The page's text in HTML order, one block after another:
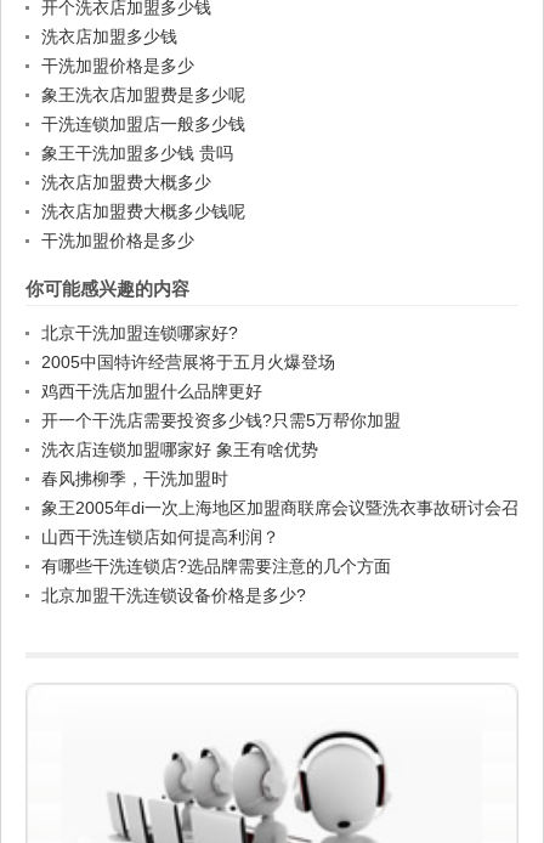
开个洗衣店加盟多少钱
洗衣店加盟多少钱
干洗加盟价格是多少
象王洗衣店加盟费是多少呢
干洗连锁加盟店一般多少钱
象王干洗加盟多少钱 贵吗
洗衣店加盟费大概多少
洗衣店加盟费大概多少钱呢
干洗加盟价格是多少
你可能感兴趣的内容
北京干洗加盟连锁哪家好?
2005中国特许经营展将于五月火爆登场
鸡西干洗店加盟什么品牌更好
开一个干洗店需要投资多少钱?只需5万帮你加盟
洗衣店连锁加盟哪家好 象王有啥优势
春风拂柳季，干洗加盟时
象王2005年di一次上海地区加盟商联席会议暨洗衣事故研讨会召
开
山西干洗连锁店如何提高利润？
有哪些干洗连锁店?选品牌需要注意的几个方面
北京加盟干洗连锁设备价格是多少?